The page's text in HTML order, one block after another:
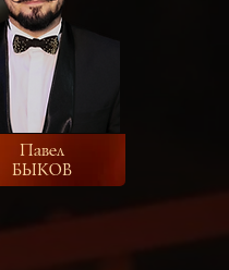
Павел
БЫКОВ